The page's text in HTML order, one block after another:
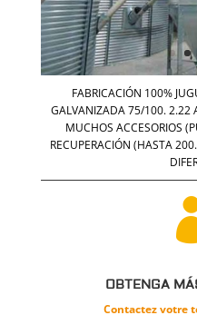
FABRICACIÓN 100%
GALVANIZADA 75/100. 2.22
MUCHOS ACCESORIOS
RECUPERACIÓN (HASTA
OBTENGA
Contactez votre